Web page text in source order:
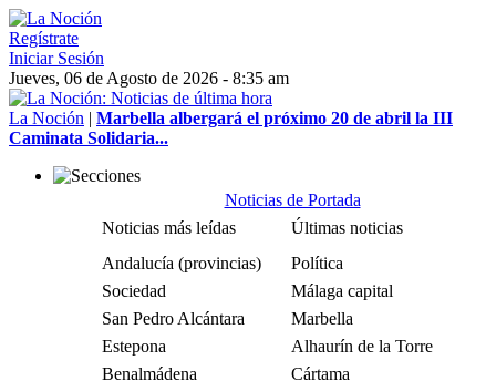
Regístrate
Iniciar Sesión
Jueves, 06 de Agosto de 2026 - 8:35 am
La Noción | Marbella albergará el próximo 20 de abril la III
Caminata Solidaria...
Noticias de Portada
Noticias más leídas
Últimas noticias
Andalucía (provincias)
Política
Sociedad
Málaga capital
San Pedro Alcántara
Marbella
Estepona
Alhaurín de la Torre
Benalmádena
Cártama